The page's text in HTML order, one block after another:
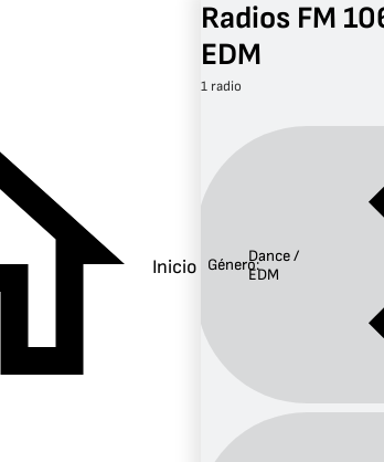
Inicio
Radios FM
EDM
1 radio
Género:Dance /
EDM